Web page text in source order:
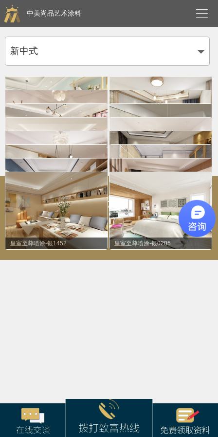
中美尚品艺术涂料 
新中式
皇室至尊滚涂-银1593
皇室至尊滚涂-银1472
肌理壁膜透色-0671
三色珠光拍点1381
三色珠光拍点-1373
金属面同色印花0205
肌理壁膜金属面-1051
肌理壁膜金属面0401
金属底三色珠光拍点-1472
金属底三色珠光拍点-1053
皇室至尊喷涂-银1376
皇室至尊滚涂-银0544
金属丝绒柔涂-1381
皇室至尊喷涂-银1452
皇室至尊喷涂-银0205
投资有风险，加盟需谨慎！
Copyright © 2019福建中美尚品环保科技有限公司版权所有
备案号：
闽ICP备17031395号
技术支持： 万美云计算